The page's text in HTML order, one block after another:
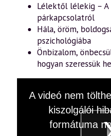
Lélektől lélekig – A
párkapcsolatról
Hála, öröm,
pszichológiába
Önbizalom,
hogyan szeressük
A videó nem
kiszolgálói
formátuma